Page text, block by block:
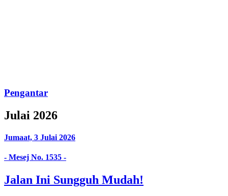
Pengantar
Julai 2026
Jumaat, 3 Julai 2026
- Mesej No. 1535 -
Jalan Ini Sungguh Mudah!